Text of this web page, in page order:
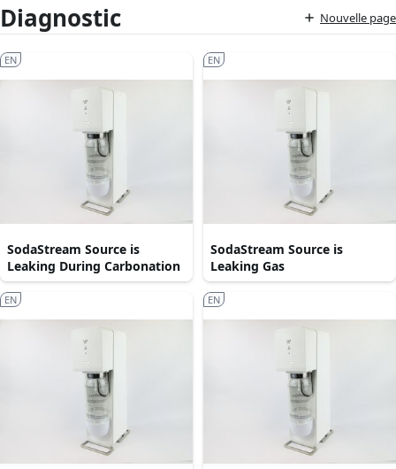
Diagnostic Nouvelle page
SodaStream Source is
Leaking During Carbonation
EN
SodaStream Source is
Leaking Gas
EN
EN EN